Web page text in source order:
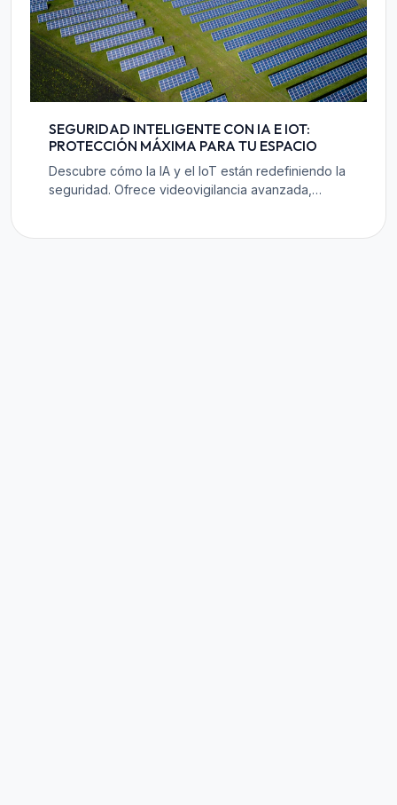
SEGURIDAD INTELIGENTE CON IA E IOT:
PROTECCIÓN MÁXIMA PARA TU ESPACIO
Descubre cómo la IA y el IoT están redefiniendo la
seguridad. Ofrece videovigilancia avanzada,